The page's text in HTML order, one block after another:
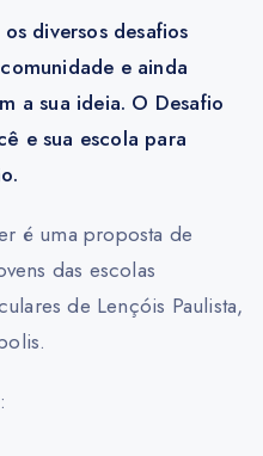
diversos desafios
e ainda
a sua ideia. O Desafio
e sua escola para
é uma proposta de
das escolas
de Lençóis Paulista,